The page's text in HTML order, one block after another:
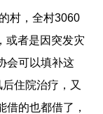
村，全村3060
或者是因突发灾
会可以填补这
住院治疗，又
的也都借了，